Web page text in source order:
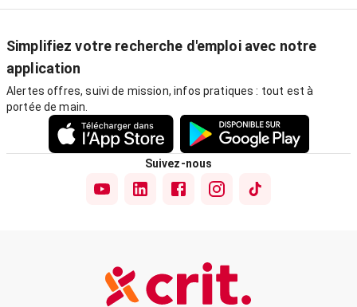
Simplifiez votre recherche d'emploi avec notre
application
Alertes offres, suivi de mission, infos pratiques : tout est à
portée de main.
Suivez-nous